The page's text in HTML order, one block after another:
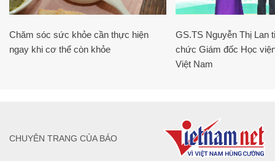
Chăm sóc sức khỏe cần thực hiện
ngay khi cơ thể còn khỏe
GS.TS Nguyễn Thị Lan
chức Giám đốc Học
Việt Nam
CHUYÊN TRANG CỦA BÁO